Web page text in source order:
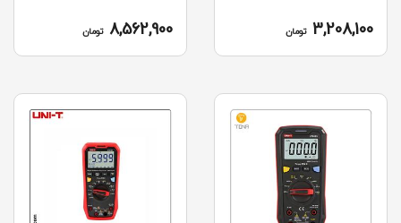
3,208,100 تومان 8,562,900 تومان